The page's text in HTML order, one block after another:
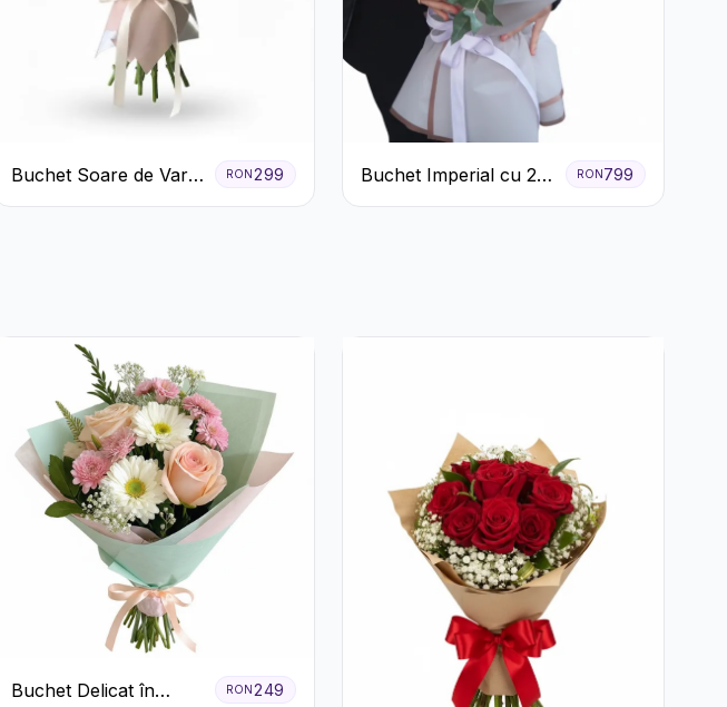
Buchet Soare de Vară
cu Trandafiri Galbeni
RON 299
Buchet Imperial cu 25
Trandafiri
RON 799
Buchet Delicat în
RON 249